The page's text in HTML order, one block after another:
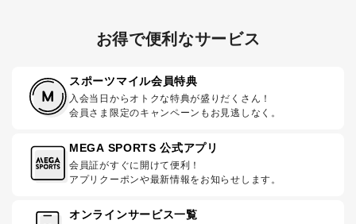
お得で便利なサービス
スポーツマイル会員特典
入会当日からオトクな特典が盛りだくさん！
会員さま限定のキャンペーンもお見逃しなく。
MEGA SPORTS 公式アプリ
会員証がすぐに開けて便利！
アプリクーポンや最新情報をお知らせします。
オンラインサービス一覧